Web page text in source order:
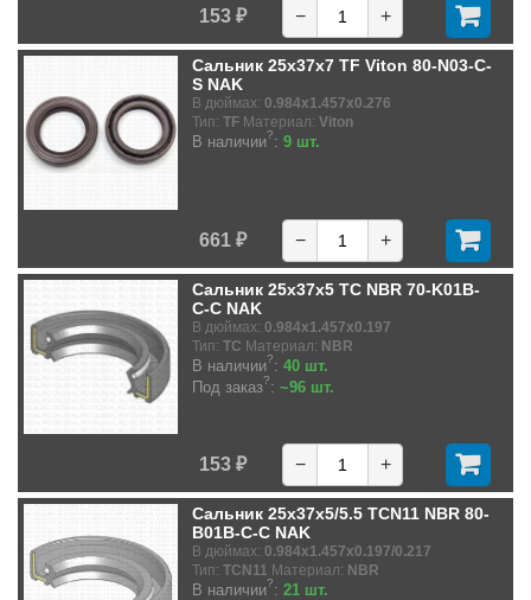
153 ₽ − +
Сальник 25x37x7 TF Viton 80-N03-C-
S NAK
В дюймах: 0.984x1.457x0.276
Тип: TF Материал: Viton
В наличии?: 9 шт.
661 ₽ − +
Сальник 25x37x5 TC NBR 70-K01B-
C-C NAK
В дюймах: 0.984x1.457x0.197
Тип: TC Материал: NBR
В наличии?: 40 шт.
Под заказ?: ~96 шт.
153 ₽ − +
Сальник 25x37x5/5.5 TCN11 NBR 80-
B01B-C-C NAK
В дюймах: 0.984x1.457x0.197/0.217
Тип: TCN11 Материал: NBR
В наличии?: 21 шт.